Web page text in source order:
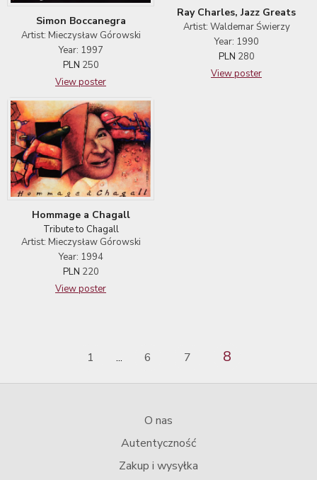
Simon Boccanegra
Artist: Mieczysław Górowski
Year: 1997
PLN 250
View poster
Ray Charles, Jazz Greats
Artist: Waldemar Świerzy
Year: 1990
PLN 280
View poster
Hommage a Chagall
Tribute to Chagall
Artist: Mieczysław Górowski
Year: 1994
PLN 220
View poster
1 ... 6 7 8
O nas
Autentyczność
Zakup i wysyłka